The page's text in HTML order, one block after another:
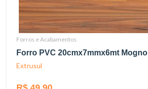
Forros e Acabamentos
Forro PVC 20cmx7mmx6mt Mogno
Extrusul